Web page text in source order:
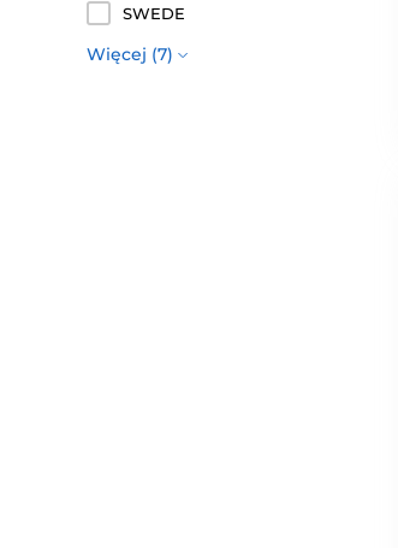
SWEDE
Więcej (7)